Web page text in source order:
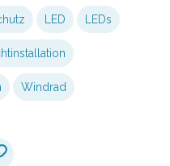
LED LEDs
Windrad